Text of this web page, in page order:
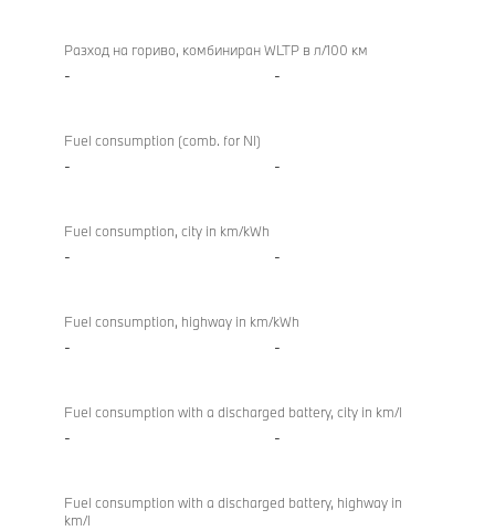
Разход на гориво, комбиниран WLTP в л/100 км
- -
Fuel consumption (comb. for NI)
- -
Fuel consumption, city in km/kWh
- -
Fuel consumption, highway in km/kWh
- -
Fuel consumption with a discharged battery, city in km/l
- -
Fuel consumption with a discharged battery, highway in
km/l